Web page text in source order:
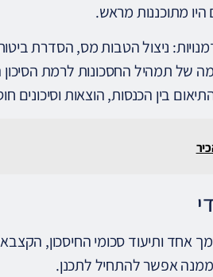
מתוכננות מראש.
ניצול הטבות מס, הסדרת
של תמהיל החסכונות לרמת
בין הכנסות, הוצאות וסיכונים
אחד ותיעוד סכומי החיסכון,
אפשר להתחיל לתכנן.